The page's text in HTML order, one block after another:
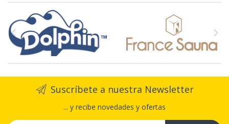
Suscríbete a nuestra Newsletter
... y recibe novedades y ofertas